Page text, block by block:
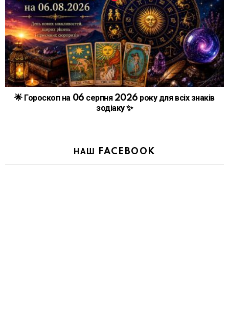
🌟 Гороскоп на 06 серпня 2026 року для всіх знаків
зодіаку ✨
НАШ FACEBOOK